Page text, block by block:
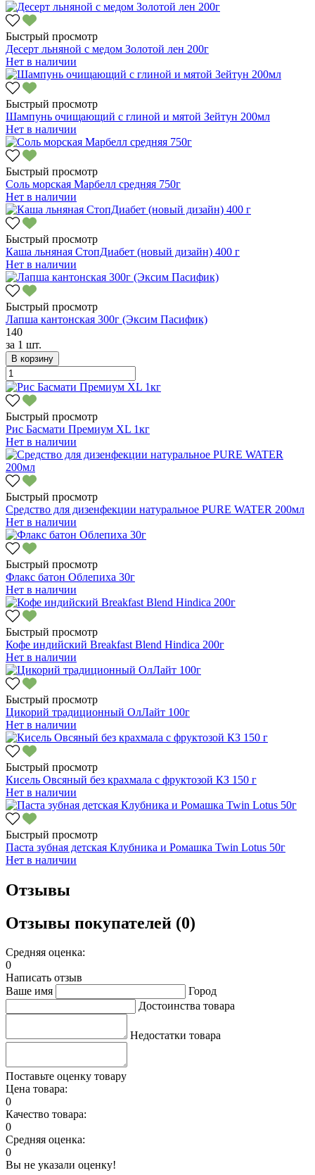
Быстрый просмотр
Десерт льняной с медом Золотой лен 200г
Нет в наличии
Быстрый просмотр
Шампунь очищающий с глиной и мятой Зейтун 200мл
Нет в наличии
Быстрый просмотр
Соль морская Марбелл средняя 750г
Нет в наличии
Быстрый просмотр
Каша льняная СтопДиабет (новый дизайн) 400 г
Нет в наличии
Быстрый просмотр
Лапша кантонская 300г (Эксим Пасифик)
140
за 1 шт.
В корзину
Быстрый просмотр
Рис Басмати Премиум XL 1кг
Нет в наличии
Быстрый просмотр
Средство для дизенфекции натуральное PURE WATER 200мл
Нет в наличии
Быстрый просмотр
Флакс батон Облепиха 30г
Нет в наличии
Быстрый просмотр
Кофе индийский Breakfast Blend Hindica 200г
Нет в наличии
Быстрый просмотр
Цикорий традиционный ОлЛайт 100г
Нет в наличии
Быстрый просмотр
Кисель Овсяный без крахмала с фруктозой КЗ 150 г
Нет в наличии
Быстрый просмотр
Паста зубная детская Клубника и Ромашка Twin Lotus 50г
Нет в наличии
Отзывы
Отзывы покупателей (0)
Средняя оценка:
0
Написать отзыв
Ваше имя
Город
Достоинства товара
Недостатки товара
Поставьте оценку товару
Цена товара:
0
Качество товара:
0
Средняя оценка:
0
Вы не указали оценку!